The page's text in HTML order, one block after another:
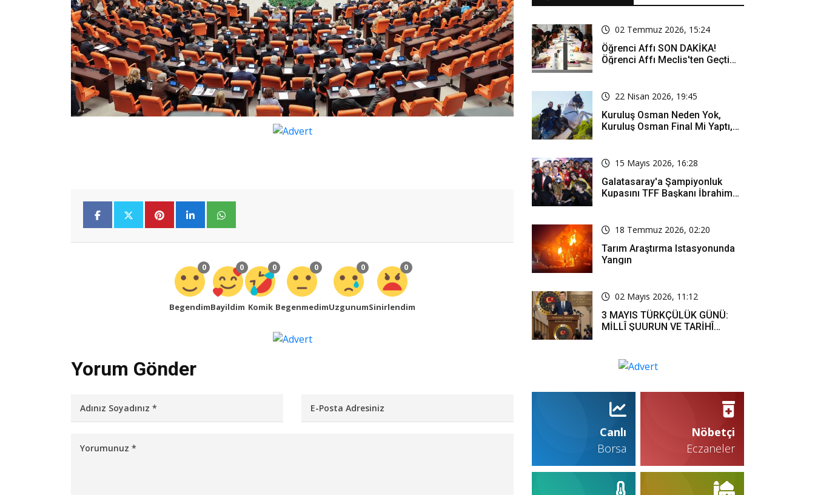
0
Begendim
0
Bayildim
0
Komik
0
Begenmedim
0
Uzgunum
0
Sinirlendim
Yorum Gönder
02 Temmuz 2026, 15:24
Öğrenci Affı SON DAKİKA!
Öğrenci Affı Meclis'ten Geçti
22 Nisan 2026, 19:45
Kuruluş Osman Neden Yok,
Kuruluş Osman Final Mi Yaptı,
Zaman Yayınlanacak?
15 Mayıs 2026, 16:28
Galatasaray'a Şampiyonluk
Kupasını TFF Başkanı İbrahim
18 Temmuz 2026, 02:20
Tarım Araştırma Istasyonunda
Yangın
02 Mayıs 2026, 11:12
3 MAYIS TÜRKÇÜLÜK GÜNÜ:
MİLLÎ ŞUURUN VE TARİHÎ
Canlı
Borsa
Nöbetçi
Eczaneler